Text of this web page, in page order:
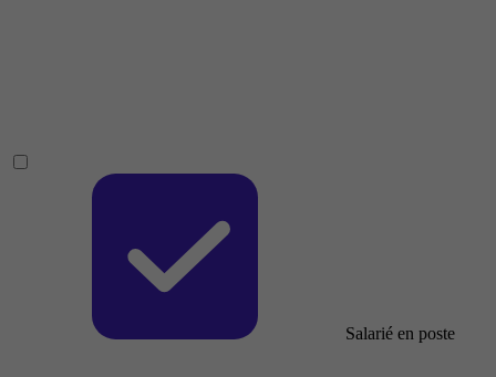
Salarié en poste